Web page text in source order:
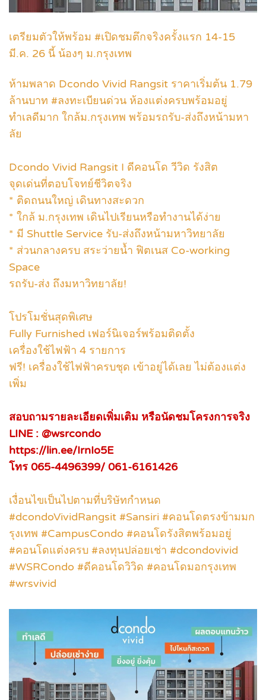
เตรียมตัวให้พร้อม #เปิดชมตึกจริงครั้งแรก 14-15
มี.ค. 26 นี้ น้องๆ ม.กรุงเทพ
ห้ามพลาด Dcondo Vivid Rangsit ราคาเริ่มต้น 1.79
ล้านบาท #ลงทะเบียนด่วน ห้องแต่งครบพร้อมอยู่
ทำเลดีมาก ใกล้ม.กรุงเทพ พร้อมรถรับ-ส่งถึงหน้ามหา
ลัย
Dcondo Vivid Rangsit I ดีคอนโด วีวิด รังสิต
จุดเด่นที่ตอบโจทย์ชีวิตจริง
* ติดถนนใหญ่ เดินทางสะดวก
* ใกล้ ม.กรุงเทพ เดินไปเรียนหรือทำงานได้ง่าย
* มี Shuttle Service รับ-ส่งถึงหน้ามหาวิทยาลัย
* ส่วนกลางครบ สระว่ายน้ำ ฟิตเนส Co-working
Space
รถรับ-ส่ง ถึงมหาวิทยาลัย!
โปรโมชั่นสุดพิเศษ
Fully Furnished เฟอร์นิเจอร์พร้อมติดตั้ง
เครื่องใช้ไฟฟ้า 4 รายการ
ฟรี! เครื่องใช้ไฟฟ้าครบชุด เข้าอยู่ได้เลย ไม่ต้องแต่ง
เพิ่ม
สอบถามรายละเอียดเพิ่มเติม หรือนัดชมโครงการจริง
LINE : @wsrcondo
https://lin.ee/IrnIo5E
โทร 065-4496399/ 061-6161426
เงื่อนไขเป็นไปตามที่บริษัทกำหนด
#dcondoVividRangsit #Sansiri #คอนโดตรงข้ามมก
รุงเทพ #CampusCondo #คอนโดรังสิตพร้อมอยู่
#คอนโดแต่งครบ #ลงทุนปล่อยเช่า #dcondovivid
#WSRCondo #ดีคอนโดวิวิด #คอนโดมอกรุงเทพ
#wrsvivid